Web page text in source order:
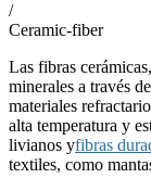
/
Ceramic-fiber
Las fibras
minerales a través
materiales
alta temperatura y
livianos yfibras
textiles, como